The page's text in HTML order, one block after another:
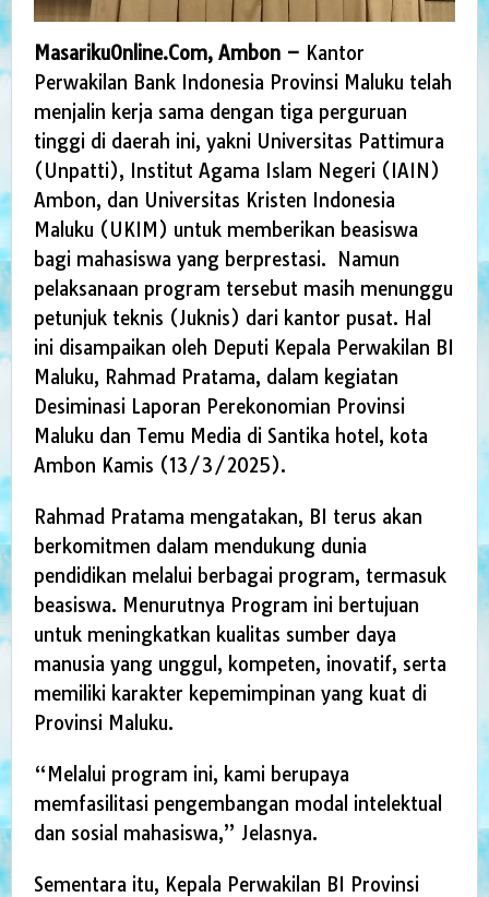
MasarikuOnline.Com, Ambon – Kantor
Perwakilan Bank Indonesia Provinsi Maluku telah
menjalin kerja sama dengan tiga perguruan
tinggi di daerah ini, yakni Universitas Pattimura
(Unpatti), Institut Agama Islam Negeri (IAIN)
Ambon, dan Universitas Kristen Indonesia
Maluku (UKIM) untuk memberikan beasiswa
bagi mahasiswa yang berprestasi. Namun
pelaksanaan program tersebut masih menunggu
petunjuk teknis (Juknis) dari kantor pusat. Hal
ini disampaikan oleh Deputi Kepala Perwakilan BI
Maluku, Rahmad Pratama, dalam kegiatan
Desiminasi Laporan Perekonomian Provinsi
Maluku dan Temu Media di Santika hotel, kota
Ambon Kamis (13/3/2025).
Rahmad Pratama mengatakan, BI terus akan
berkomitmen dalam mendukung dunia
pendidikan melalui berbagai program, termasuk
beasiswa. Menurutnya Program ini bertujuan
untuk meningkatkan kualitas sumber daya
manusia yang unggul, kompeten, inovatif, serta
memiliki karakter kepemimpinan yang kuat di
Provinsi Maluku.
“Melalui program ini, kami berupaya
memfasilitasi pengembangan modal intelektual
dan sosial mahasiswa,” Jelasnya.
Sementara itu, Kepala Perwakilan BI Provinsi